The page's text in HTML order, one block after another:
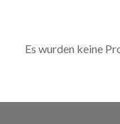
Es wurden keine